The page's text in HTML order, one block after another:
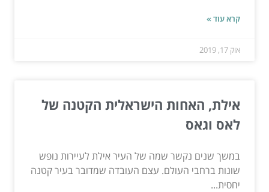
קרא עוד »
אוק 17, 2019
אילת, האחות הישראלית הקטנה של
לאס וגאס
במשך שנים נקשר שמה של העיר אילת לעיירות נופש
שונות ברחבי העולם. עצם העובדה שמדובר בעיר קטנה
יחסית...